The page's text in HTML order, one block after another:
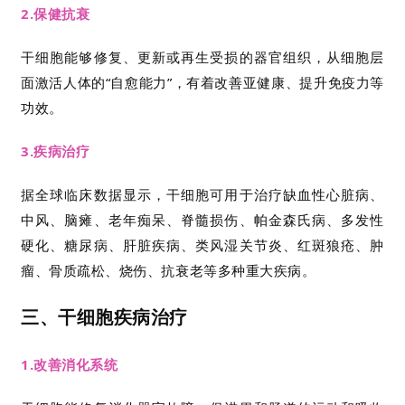
页
行
资
讯
再
2.保健抗衰
干细胞能够修复、更新或再生受损的器官组织，从细胞层
面激活人体的“自愈能力”，有着改善亚健康、提升免疫力等
功效。
3.疾病治疗
据全球临床数据显示，干细胞可用于治疗缺血性心脏病、
中风、脑瘫、老年痴呆、脊髓损伤、帕金森氏病、 多发性
硬化 、糖尿病、肝脏疾病、类风湿关节炎、红斑狼疮、肿
瘤、骨质疏松、烧伤、抗衰老等多种重大疾病。
三、干细胞疾病治疗
1.改善消化系统